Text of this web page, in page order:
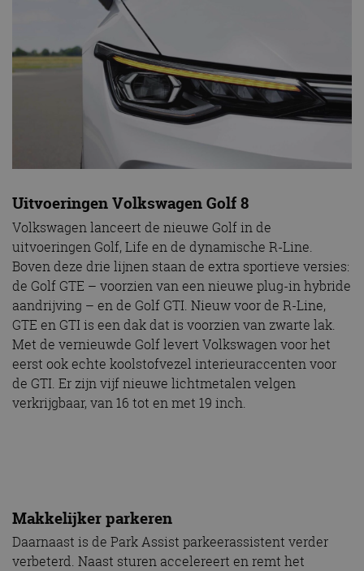
Uitvoeringen Volkswagen Golf 8
Volkswagen lanceert de nieuwe Golf in de
uitvoeringen Golf, Life en de dynamische R-Line.
Boven deze drie lijnen staan ​​de extra sportieve versies:
de Golf GTE – voorzien van een nieuwe plug-in hybride
aandrijving – en de Golf GTI. Nieuw voor de R-Line,
GTE en GTI is een dak dat is voorzien van zwarte lak.
Met de vernieuwde Golf levert Volkswagen voor het
eerst ook echte koolstofvezel interieuraccenten voor
de GTI. Er zijn vijf nieuwe lichtmetalen velgen
verkrijgbaar, van 16 tot en met 19 inch.
Makkelijker parkeren
Daarnaast is de Park Assist parkeerassistent verder
verbeterd. Naast sturen accelereert en remt het